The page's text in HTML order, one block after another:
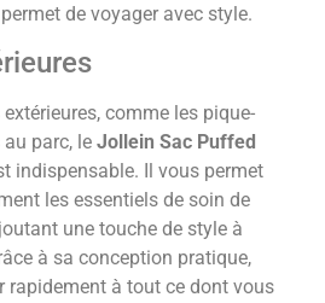
de voyager avec style.
comme les pique-
parc, le Jollein Sac Puffed
indispensable. Il vous permet
les essentiels de soin de
une touche de style à
à sa conception pratique,
rapidement à tout ce dont vous